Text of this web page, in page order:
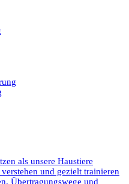
als unsere Haustiere
und gezielt trainieren
Übertragungswege und